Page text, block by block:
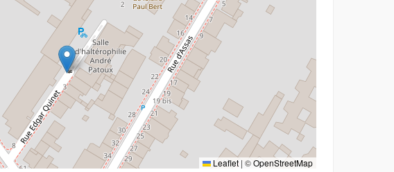
Leaflet | ©OpenStreetMap